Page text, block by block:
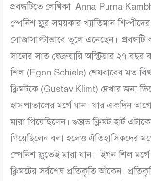
প্রবন্ধটিতে লেখিকা Anna Purna
স্পেনিশ ফ্লুর সময়কার খ্যাতিমান শিল্পীদের
সোজাসাপ্টাভাবে তুলে এনেছেন।
সালের সাত ফেব্রুয়ারি অস্ট্রিয়ার ২৭ বছর
শিল (Egon Schiele) শেষবারের মত
ক্লিমটকে (Gustav Klimt) দেখার জন্য
হাসপাতালের মর্গে যান। যার একদিন
মারা গিয়েছিলেন। গুস্তাভ ক্লিমট হার্ট
গিয়েছিলেন বলা হলেও ঐতিহাসিকদের
স্পেনিশ ফ্লুতেই মারা যান। ইগন শিল
ক্লিমটের সর্বশেষ প্রতিকৃতি আঁকেন।